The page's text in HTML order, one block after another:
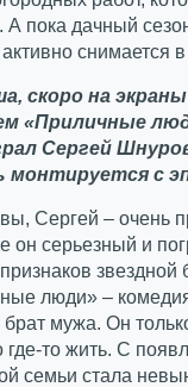
А пока дачный
снимается
скоро на
«Приличные
Сергей
монтируется с
Сергей – очень
он серьезный и
звездной
люди» –
мужа. Он
где-то жить. С
семьи стала